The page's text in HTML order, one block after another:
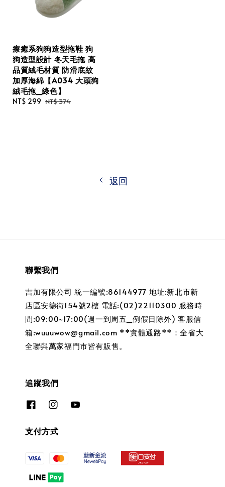
療癒系狗狗造型拖鞋 狗
狗造型設計 冬天毛拖 高
品質絨毛材質 防滑底紋
加厚海綿【A034 大頭狗
絨毛拖_綠色】
Sale
NT$ 299 Regular
NT$ 374
返回
聯繫我們
吉加有限公司 統一編號:86144977 地址:新北市新
店區安德街154號2樓 電話:(02)22110300 服務時
間:09:00~17:00(週一到周五_例假日除外) 客服信
箱:wuuuwow@gmail.com **實體通路**：全省大
全聯與萬家福門市皆有販售。
追蹤我們
支付方式